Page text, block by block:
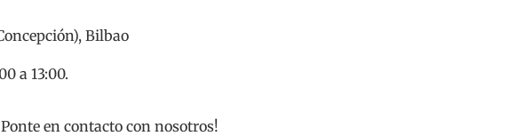
Bilbao
a 13:00.
en contacto con nosotros!